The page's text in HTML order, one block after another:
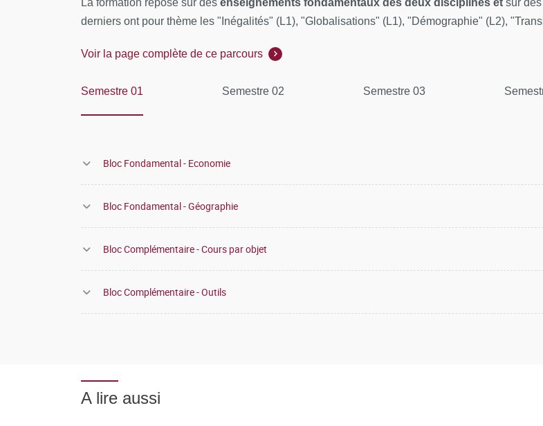
La formation repose sur des enseignements fondamentaux des deux disciplines et sur des
derniers ont pour thème les "Inégalités" (L1), "Globalisations" (L1), "Démographie" (L2),
Voir la page complète de ce parcours
Semestre 01 Semestre 02 Semestre 03
Bloc Fondamental - Economie
Bloc Fondamental - Géographie
Bloc Complémentaire - Cours par objet
Bloc Complémentaire - Outils
A lire aussi